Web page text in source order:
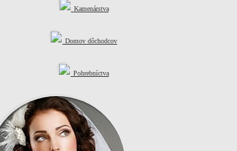
Kamenárstva
Domov dôchodcov
Pohrebníctva